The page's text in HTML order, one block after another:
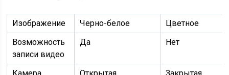
Изображение Черно-белое
Цветное
Возможность
записи видео
Да Нет